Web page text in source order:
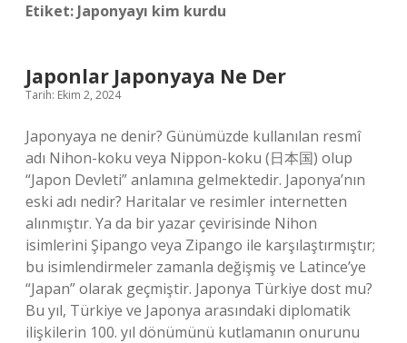
Etiket: Japonyayı kim kurdu
Japonlar Japonyaya Ne Der
Tarih: Ekim 2, 2024
Japonyaya ne denir? Günümüzde kullanılan resmî
adı Nihon-koku veya Nippon-koku (日本国) olup
“Japon Devleti” anlamına gelmektedir. Japonya’nın
eski adı nedir? Haritalar ve resimler internetten
alınmıştır. Ya da bir yazar çevirisinde Nihon
isimlerini Şipango veya Zipango ile karşılaştırmıştır;
bu isimlendirmeler zamanla değişmiş ve Latince’ye
“Japan” olarak geçmiştir. Japonya Türkiye dost mu?
Bu yıl, Türkiye ve Japonya arasındaki diplomatik
ilişkilerin 100. yıl dönümünü kutlamanın onurunu